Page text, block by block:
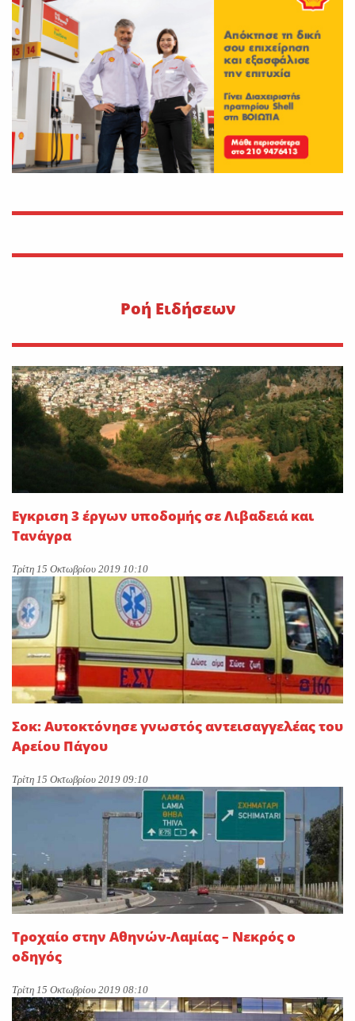
Νέο εργατικό δυστύχημα-
Νεκρός 59χρονος πατέρας
τριών παιδιών
On30 Ιουλίου 2026
Εφυγε από τη ζωή η Αγγελική
Σμυρναίου
Η METLEN υπογράφει
προμήθειας γαλλίου
On29 Ιουλίου 2026
“Εφυγε” ο Ιωάννης Δ.
Κωλέττης σε ηλικία 55 ετών
On28 Ιουλίου 2026
Pοή Ειδήσεων
Εγκριση 3 έργων υποδομής σε Λιβαδειά και
Τανάγρα
Τρίτη 15 Οκτωβρίου 2019 10:10
Σοκ: Αυτοκτόνησε γνωστός αντεισαγγελέας του
Αρείου Πάγου
Τρίτη 15 Οκτωβρίου 2019 09:10
Τροχαίο στην Αθηνών-Λαμίας – Νεκρός ο
οδηγός
Τρίτη 15 Οκτωβρίου 2019 08:10